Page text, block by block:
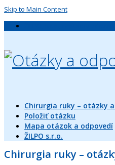
Skip to Main Content
Chirurgia ruky – otázky
Položiť otázku
Mapa otázok a odpovedí
ŽILPO s.r.o.
Chirurgia ruky –